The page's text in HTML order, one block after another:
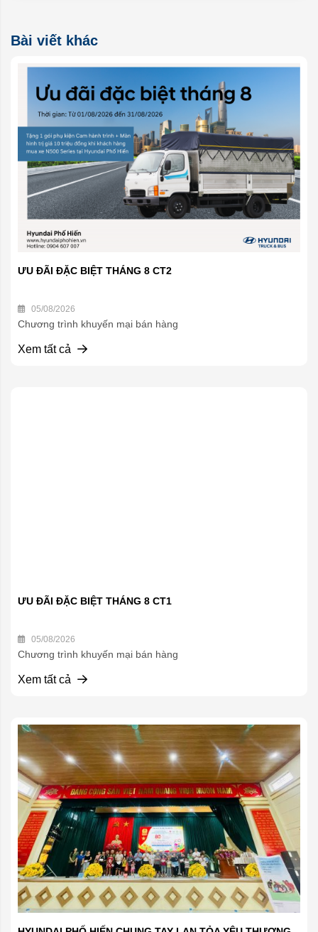
Bài viết khác
ƯU ĐÃI ĐẶC BIỆT THÁNG 8 CT2
05/08/2026
Chương trình khuyến mại bán hàng
Xem tất cả
ƯU ĐÃI ĐẶC BIỆT THÁNG 8 CT1
05/08/2026
Chương trình khuyến mại bán hàng
Xem tất cả